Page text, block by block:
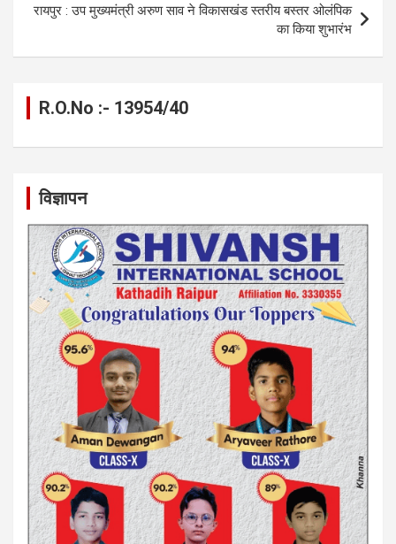
रायपुर : उप मुख्यमंत्री अरुण साव ने विकासखंड स्तरीय बस्तर ओलंपिक
का किया शुभारंभ
R.O.No :- 13954/40
विज्ञापन